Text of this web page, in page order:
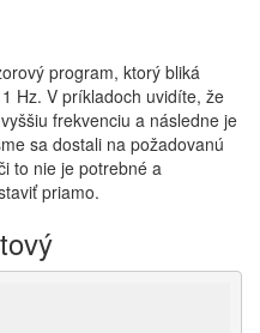
program, ktorý bliká
Hz. V príkladoch uvidíte, že
frekvenciu a následne je
sa dostali na požadovanú
to nie je potrebné a
priamo.